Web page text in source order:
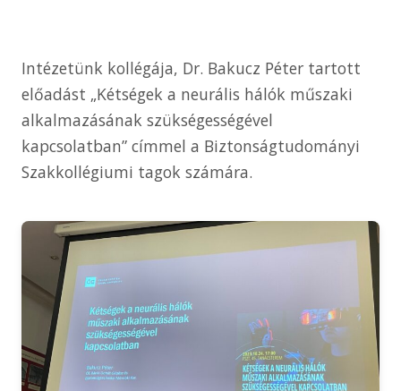
Intézetünk kollégája, Dr. Bakucz Péter tartott
előadást „Kétségek a neurális hálók műszaki
alkalmazásának szükségességével
kapcsolatban” címmel a Biztonságtudományi
Szakkollégiumi tagok számára.